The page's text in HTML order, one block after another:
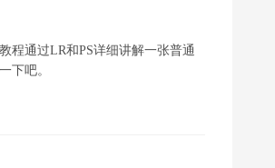
程通过LR和PS详细讲解一张普通
下吧。